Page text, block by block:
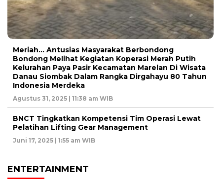
Meriah… Antusias Masyarakat Berbondong
Bondong Melihat Kegiatan Koperasi Merah Putih
Kelurahan Paya Pasir Kecamatan Marelan Di Wisata
Danau Siombak Dalam Rangka Dirgahayu 80 Tahun
Indonesia Merdeka
Agustus 31, 2025 | 11:38 am WIB
BNCT Tingkatkan Kompetensi Tim Operasi Lewat
Pelatihan Lifting Gear Management
Juni 17, 2025 | 1:55 am WIB
ENTERTAINMENT